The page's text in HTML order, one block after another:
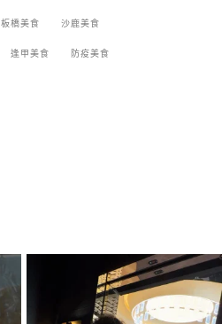
板橋美食 沙鹿美食
逢甲美食 防疫美食